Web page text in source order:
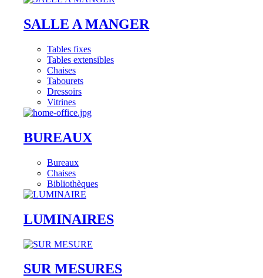
SALLE A MANGER
Tables fixes
Tables extensibles
Chaises
Tabourets
Dressoirs
Vitrines
BUREAUX
Bureaux
Chaises
Bibliothèques
LUMINAIRES
SUR MESURES